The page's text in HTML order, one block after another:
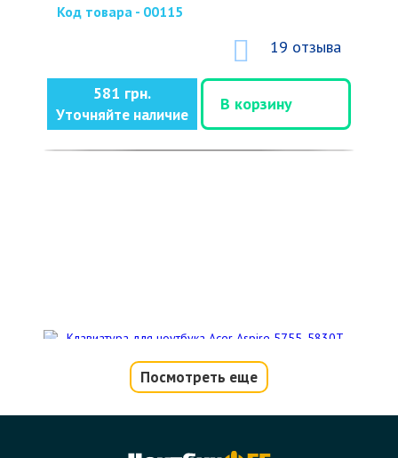
Код товара - 00115
19 отзыва
581 грн.
Уточняйте наличие
В корзину
Клавиатура для ноутбука Acer Aspire
Посмотреть еще